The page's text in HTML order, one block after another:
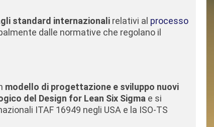
standard internazionali relativi al processo
dalle normative che regolano il
modello di progettazione e sviluppo nuovi
del Design for Lean Six Sigma e si
ITAF 16949 negli USA e la ISO-TS